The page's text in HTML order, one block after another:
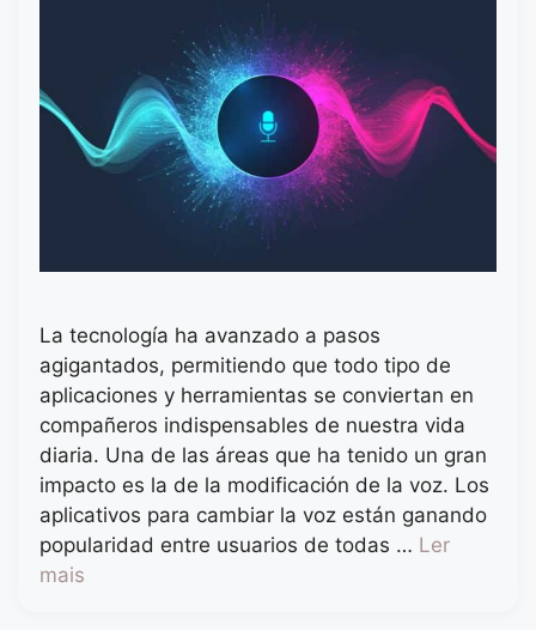
La tecnología ha avanzado a pasos
agigantados, permitiendo que todo tipo de
aplicaciones y herramientas se conviertan en
compañeros indispensables de nuestra vida
diaria. Una de las áreas que ha tenido un gran
impacto es la de la modificación de la voz. Los
aplicativos para cambiar la voz están ganando
popularidad entre usuarios de todas … Ler
mais